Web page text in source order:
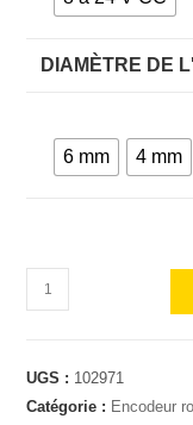
DIAMÈTRE DE
6 mm 4 mm
UGS : 102971
Catégorie : Encodeur